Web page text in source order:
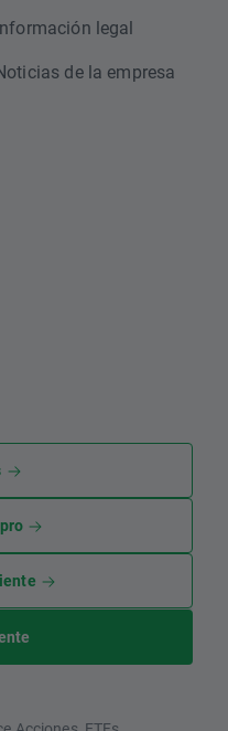
legal
de la empresa